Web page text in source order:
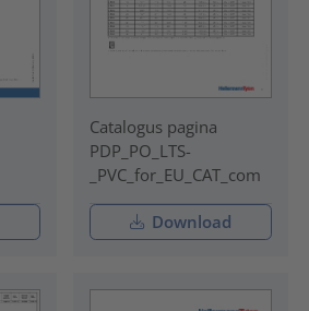
Catalogus pagina
PDP_PO_LTS-
_PVC_for_EU_CAT_com
Download